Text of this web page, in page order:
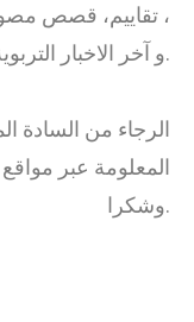
، تقاييم، قصص
و آخر الاخبار التربوية.
الرجاء من السادة
المعلومة عبر
وشكرا.